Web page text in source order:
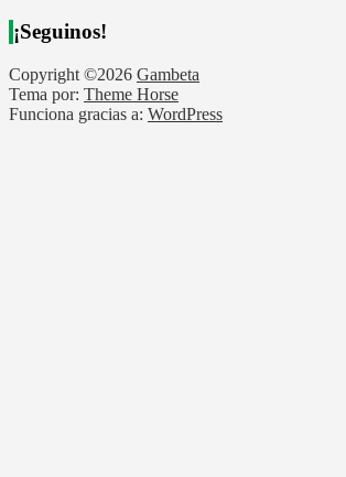
¡Seguinos!
Copyright ©2026 Gambeta
Tema por: Theme Horse
Funciona gracias a: WordPress